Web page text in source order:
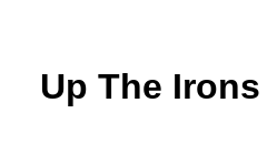
Theater
Up The Irons